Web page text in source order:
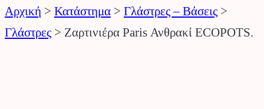
Αρχική > Κατάστημα > Γλάστρες – Βάσεις >
Γλάστρες > Ζαρτινιέρα Paris Ανθρακί ECOPOTS.